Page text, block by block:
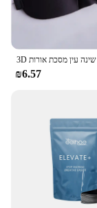
₪6.57